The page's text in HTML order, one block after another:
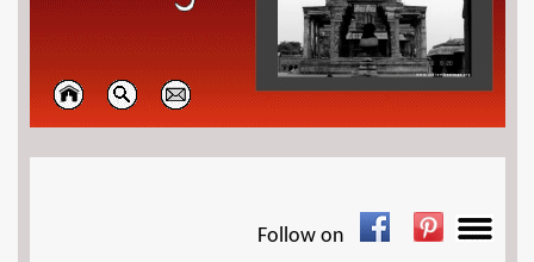
Follow on